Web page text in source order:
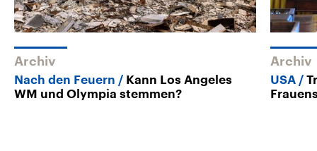
Archiv
Nach den Feuern
Kann Los Angeles
WM und Olympia stemmen?
Archiv
USA